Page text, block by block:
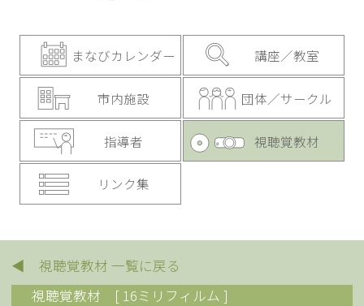
まなびカレンダー 講座／教室
市内施設 団体／サークル
指導者 視聴覚教材
リンク集
◀ 視聴覚教材 一覧に戻る
視聴覚教材
[ 16ミリフィルム ]